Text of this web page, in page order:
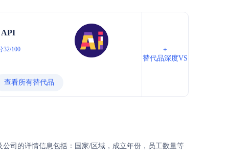
API
32/100
查看所有替代品
+
替代品深度VS
司的详情信息包括：国家/区域，成立年份，员工数量等